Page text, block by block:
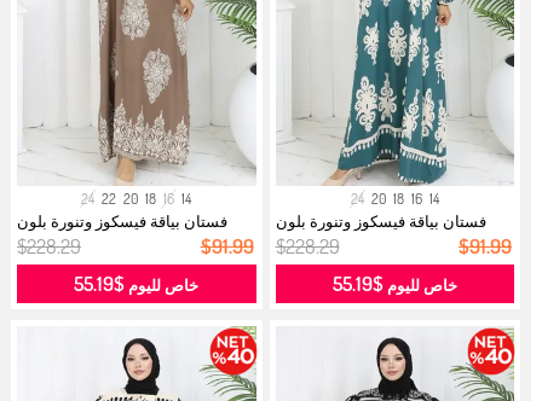
14
16
18
20
24
فستان بياقة فيسكوز وتنورة بلون
مائي...
$228.29 $91.99
خاص لليوم$55.19
14
16
18
20
22
24
فستان بياقة فيسكوز وتنورة بلون
مائي...
$228.29 $91.99
خاص لليوم $55.19